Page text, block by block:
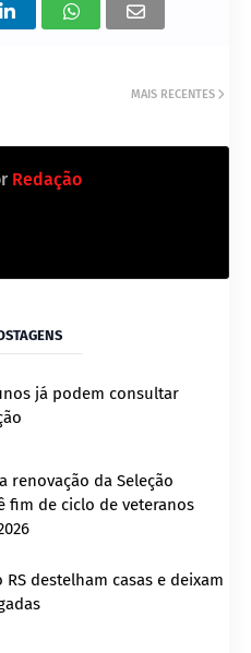
MAIS RECENTES
Redação
já podem consultar
renovação da Seleção
fim de ciclo de veteranos
RS destelham casas e deixam